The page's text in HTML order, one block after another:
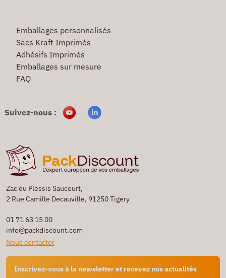
Zac du Plessis Saucourt,
2 Rue Camille Decauville, 91250 Tigery
01 71 63 15 00
info@packdiscount.com
Nous contacter
Inscrivez-vous à la newsletter et recevez nos actualités
Emballages personnalisés
Sacs Kraft Imprimés
Adhésifs Imprimés
Emballages sur mesure
FAQ
Suivez-nous :